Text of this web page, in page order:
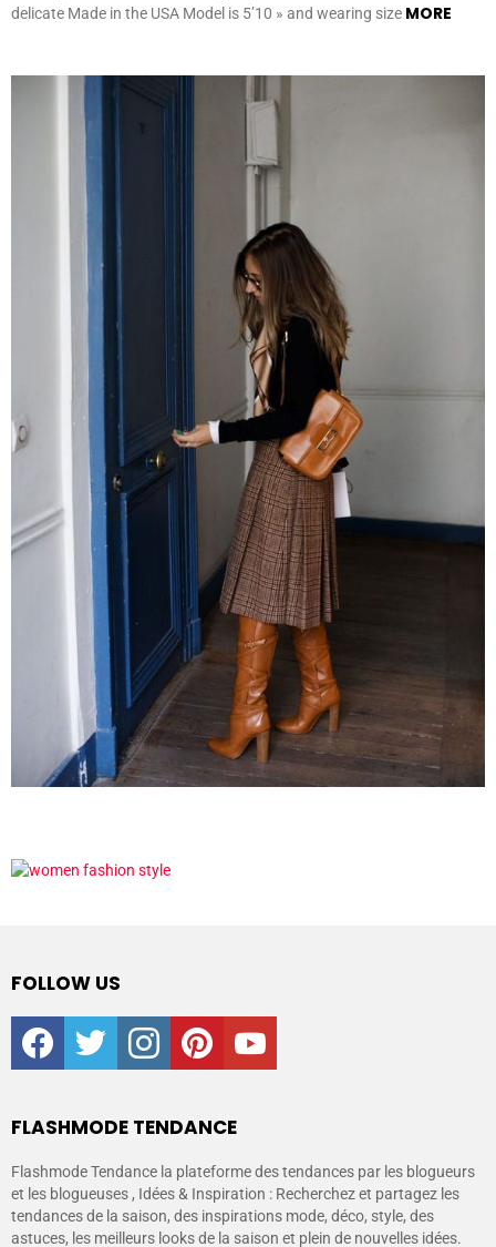
delicate Made in the USA Model is 5’10 » and wearing size MORE
FOLLOW US
facebooktwitter instagrampinterestyoutube
FLASHMODE TENDANCE
Flashmode Tendance la plateforme des tendances par les blogueurs
et les blogueuses , Idées & Inspiration : Recherchez et partagez les
tendances de la saison, des inspirations mode, déco, style, des
astuces, les meilleurs looks de la saison et plein de nouvelles idées.